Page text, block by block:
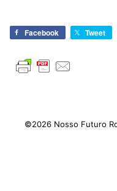
Facebook Tweet
©2026 Nosso Futuro